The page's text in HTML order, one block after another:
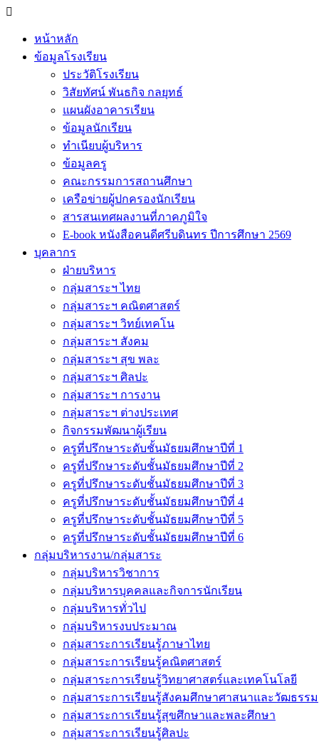
หน้าหลัก
ข้อมูลโรงเรียน
ประวัติโรงเรียน
วิสัยทัศน์ พันธกิจ กลยุทธ์
แผนผังอาคารเรียน
ข้อมูลนักเรียน
ทำเนียบผู้บริหาร
ข้อมูลครู
คณะกรรมการสถานศึกษา
เครือข่ายผู้ปกครองนักเรียน
สารสนเทศผลงานที่ภาคภูมิใจ
E-book หนังสือคนดีศรีบดินทร ปีการศึกษา 2569
บุคลากร
ฝ่ายบริหาร
กลุ่มสาระฯ ไทย
กลุ่มสาระฯ คณิตศาสตร์
กลุ่มสาระฯ วิทย์เทคโน
กลุ่มสาระฯ สังคม
กลุ่มสาระฯ สุข พละ
กลุ่มสาระฯ ศิลปะ
กลุ่มสาระฯ การงาน
กลุ่มสาระฯ ต่างประเทศ
กิจกรรมพัฒนาผู้เรียน
ครูที่ปรึกษาระดับชั้นมัธยมศึกษาปีที่ 1
ครูที่ปรึกษาระดับชั้นมัธยมศึกษาปีที่ 2
ครูที่ปรึกษาระดับชั้นมัธยมศึกษาปีที่ 3
ครูที่ปรึกษาระดับชั้นมัธยมศึกษาปีที่ 4
ครูที่ปรึกษาระดับชั้นมัธยมศึกษาปีที่ 5
ครูที่ปรึกษาระดับชั้นมัธยมศึกษาปีที่ 6
กลุ่มบริหารงาน/กลุ่มสาระ
กลุ่มบริหารวิชาการ
กลุ่มบริหารบุคคลและกิจการนักเรียน
กลุ่มบริหารทั่วไป
กลุ่มบริหารงบประมาณ
กลุ่มสาระการเรียนรู้ภาษาไทย
กลุ่มสาระการเรียนรู้คณิตศาสตร์
กลุ่มสาระการเรียนรู้วิทยาศาสตร์และเทคโนโลยี
กลุ่มสาระการเรียนรู้สังคมศึกษาศาสนาและวัฒธรรม
กลุ่มสาระการเรียนรู้สุขศึกษาและพละศึกษา
กลุ่มสาระการเรียนรู้ศิลปะ